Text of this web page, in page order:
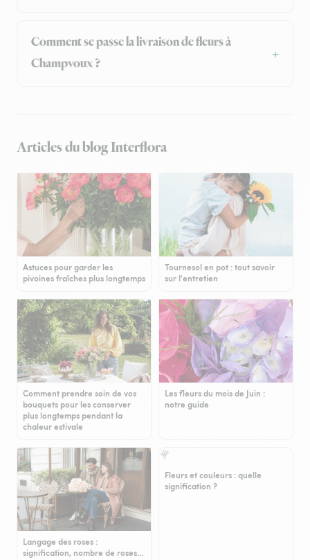
Comment se passe la livraison de fleurs à
Champvoux ?
Articles du blog Interflora
Astuces pour garder les
pivoines fraîches plus longtemps
Tournesol en pot : tout savoir
sur l'entretien
Comment prendre soin de vos
bouquets pour les conserver
plus longtemps pendant la
chaleur estivale
Les fleurs du mois de Juin :
notre guide
Langage des roses :
signification, nombre de roses…
Fleurs et couleurs : quelle
signification ?